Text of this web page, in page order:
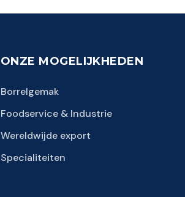
ONZE MOGELIJKHEDEN
Borrelgemak
Foodservice & Industrie
Wereldwijde export
Specialiteiten